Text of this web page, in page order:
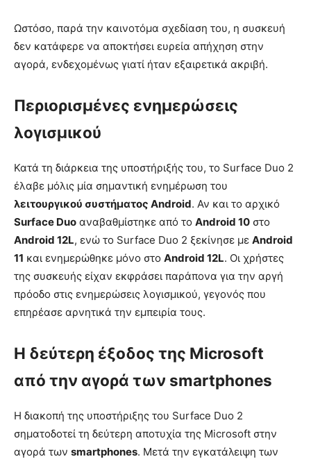
Ωστόσο, παρά την καινοτόμα σχεδίαση του, η συσκευή
δεν κατάφερε να αποκτήσει ευρεία απήχηση στην
αγορά, ενδεχομένως γιατί ήταν εξαιρετικά ακριβή.
Περιορισμένες ενημερώσεις
λογισμικού
Κατά τη διάρκεια της υποστήριξής του, το Surface Duo 2
έλαβε μόλις μία σημαντική ενημέρωση του
λειτουργικού συστήματος Android. Αν και το αρχικό
Surface Duo αναβαθμίστηκε από το Android 10 στο
Android 12L, ενώ το Surface Duo 2 ξεκίνησε με Android
11 και ενημερώθηκε μόνο στο Android 12L. Οι χρήστες
της συσκευής είχαν εκφράσει παράπονα για την αργή
πρόοδο στις ενημερώσεις λογισμικού, γεγονός που
επηρέασε αρνητικά την εμπειρία τους.
Η δεύτερη έξοδος της Microsoft
από την αγορά των smartphones
Η διακοπή της υποστήριξης του Surface Duo 2
σηματοδοτεί τη δεύτερη αποτυχία της Microsoft στην
αγορά των smartphones. Μετά την εγκατάλειψη των